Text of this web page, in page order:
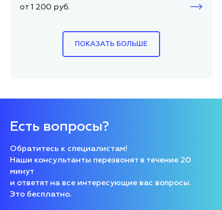
от 1 200 руб.
ПОКАЗАТЬ БОЛЬШЕ
Есть вопросы?
Обратитесь к специалистам!
Наши консультанты перезвонят в течение 20
минут
и ответят на все интересующие вас вопросы.
Это бесплатно.